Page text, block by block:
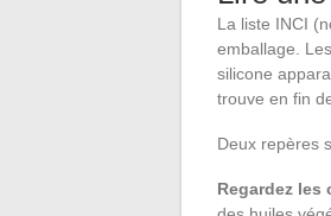
La liste INCI
emballage.
silicone
trouve en fin
Deux repères
Regardez les